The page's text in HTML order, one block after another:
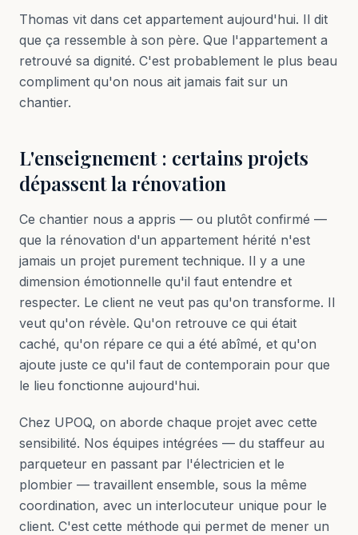
Thomas vit dans cet appartement aujourd'hui. Il dit
que ça ressemble à son père. Que l'appartement a
retrouvé sa dignité. C'est probablement le plus beau
compliment qu'on nous ait jamais fait sur un
chantier.
L'enseignement : certains projets
dépassent la rénovation
Ce chantier nous a appris — ou plutôt confirmé —
que la rénovation d'un appartement hérité n'est
jamais un projet purement technique. Il y a une
dimension émotionnelle qu'il faut entendre et
respecter. Le client ne veut pas qu'on transforme. Il
veut qu'on révèle. Qu'on retrouve ce qui était
caché, qu'on répare ce qui a été abîmé, et qu'on
ajoute juste ce qu'il faut de contemporain pour que
le lieu fonctionne aujourd'hui.
Chez UPOQ, on aborde chaque projet avec cette
sensibilité. Nos équipes intégrées — du staffeur au
parqueteur en passant par l'électricien et le
plombier — travaillent ensemble, sous la même
coordination, avec un interlocuteur unique pour le
client. C'est cette méthode qui permet de mener un